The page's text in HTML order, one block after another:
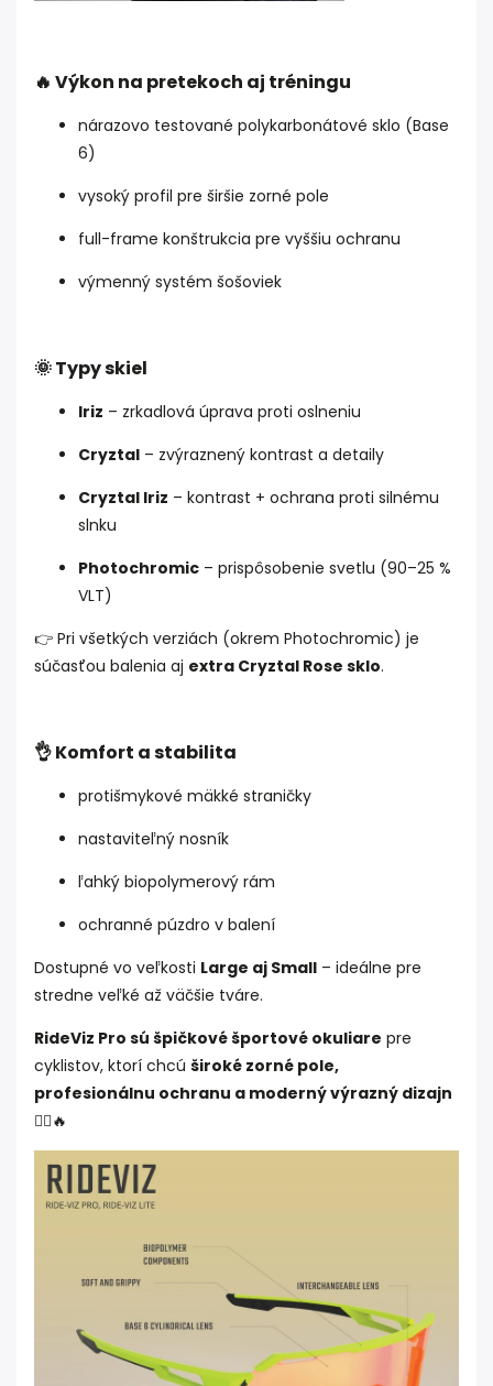
🔥 Výkon na pretekoch aj tréningu
nárazovo testované polykarbonátové sklo (Base
6)
vysoký profil pre širšie zorné pole
full-frame konštrukcia pre vyššiu ochranu
výmenný systém šošoviek
🌞 Typy skiel
Iriz – zrkadlová úprava proti oslneniu
Cryztal – zvýraznený kontrast a detaily
Cryztal Iriz – kontrast + ochrana proti silnému
slnku
Photochromic – prispôsobenie svetlu (90–25 %
VLT)
👉 Pri všetkých verziách (okrem Photochromic) je
súčasťou balenia aj extra Cryztal Rose sklo.
👌 Komfort a stabilita
protišmykové mäkké straničky
nastaviteľný nosník
ľahký biopolymerový rám
ochranné púzdro v balení
Dostupné vo veľkosti Large aj Small – ideálne pre
stredne veľké až väčšie tváre.
RideViz Pro sú špičkové športové okuliare pre
cyklistov, ktorí chcú široké zorné pole,
profesionálnu ochranu a moderný výrazný dizajn
🚴‍♂️🔥